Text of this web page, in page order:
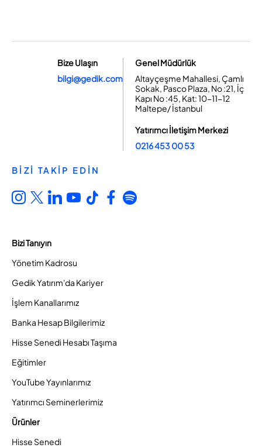
Bize Ulaşın
bilgi@gedik.com
Genel Müdürlük
Altayçeşme Mahallesi, Çamlı
Sokak, Pasco Plaza, No :21, İç
Kapı No :45, Kat: 10-11-12
Maltepe/ İstanbul
Yatırımcı İletişim Merkezi
0216 453 00 53
BİZİ TAKİP EDİN
Bizi Tanıyın
Yönetim Kadrosu
Gedik Yatırım'da Kariyer
İşlem Kanallarımız
Banka Hesap Bilgilerimiz
Hisse Senedi Hesabı Taşıma
Eğitimler
YouTube Yayınlarımız
Yatırımcı Seminerlerimiz
Ürünler
Hisse Senedi